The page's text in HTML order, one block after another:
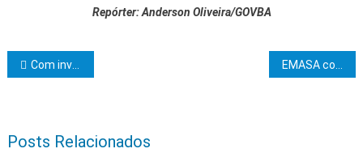
Repórter: Anderson Oliveira/GOVBA
Navegação de Post
Com investimento de mais de R$ 24 milhões, Igaporã ganha novo colégio de tempo integral
Posts Relacionados